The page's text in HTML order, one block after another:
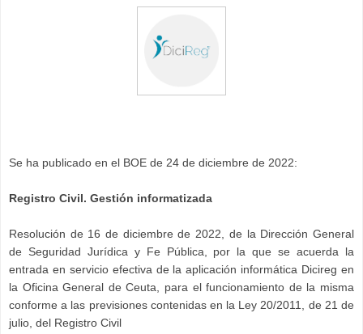
Se ha publicado en el BOE de 24 de diciembre de 2022:
Registro Civil. Gestión informatizada
Resolución de 16 de diciembre de 2022, de la Dirección General
de Seguridad Jurídica y Fe Pública, por la que se acuerda la
entrada en servicio efectiva de la aplicación informática Dicireg en
la Oficina General de Ceuta, para el funcionamiento de la misma
conforme a las previsiones contenidas en la Ley 20/2011, de 21 de
julio, del Registro Civil